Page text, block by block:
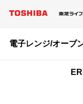
電子レンジ/オーブ